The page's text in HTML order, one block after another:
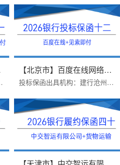
...
不免反担保，建行免反担保，上门重签2.23...
【北京市】百度在线网络技术（北...
投标保函出具机构：建行沧州新华路支行保函受益人：百度在线网络技术（北京）有限公司保函金额：200000出函时间：2026年07月16日办理优势：1 完全符合招标公告要求2费用便宜...